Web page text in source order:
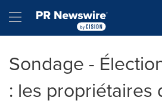
Hamburger menu
Sondage -
: les propriétaires